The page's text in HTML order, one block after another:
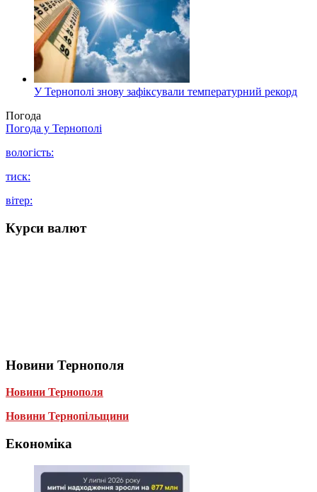
У Тернополі знову зафіксували температурний рекорд
Погода
Погода у Тернополі
вологість:
тиск:
вітер:
Курси валют
Новини Тернополя
Новини Тернополя
Новини Тернопільщини
Економіка